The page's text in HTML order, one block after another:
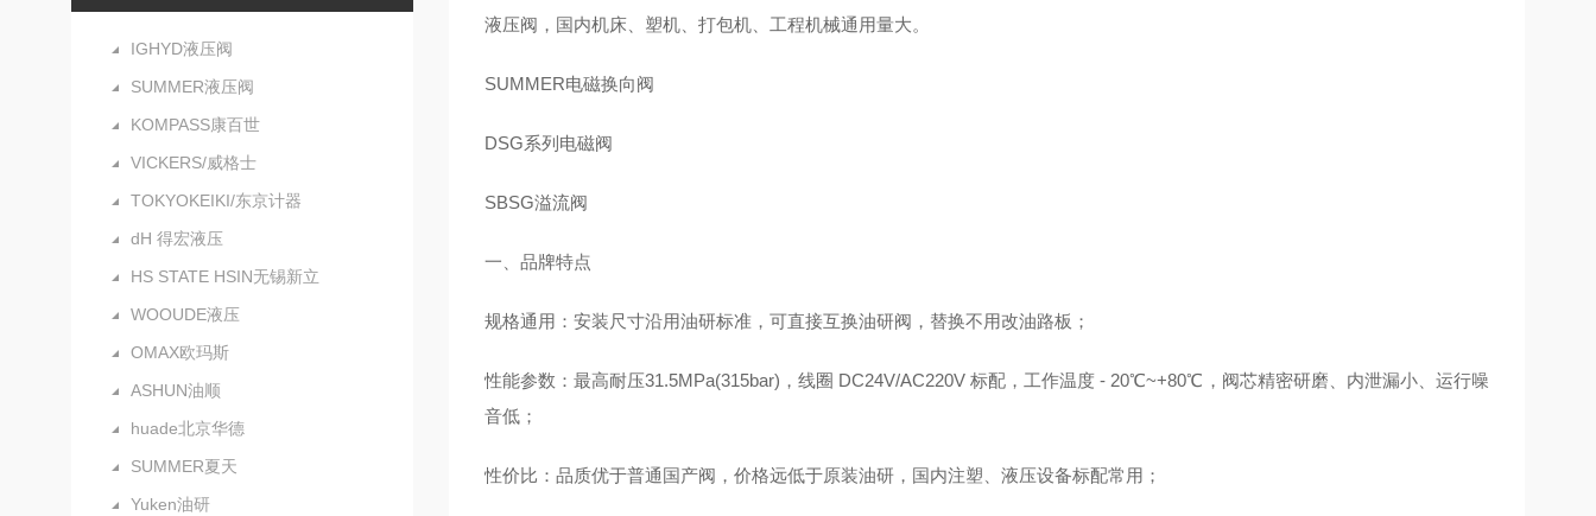
IGHYD液压阀
SUMMER液压阀
KOMPASS康百世
VICKERS/威格士
TOKYOKEIKI/东京计器
dH 得宏液压
HS STATE HSIN无锡新立
WOOUDE液压
OMAX欧玛斯
ASHUN油顺
huade北京华德
SUMMER夏天
Yuken油研
液压阀，国内机床、塑机、打包机、工程机械通用量大。
SUMMER电磁换向阀
DSG系列电磁阀
SBSG溢流阀
一、品牌特点
规格通用：安装尺寸沿用油研标准，可直接互换油研阀，替换不用改油路板；
性能参数：最高耐压31.5MPa(315bar)，线圈 DC24V/AC220V 标配，工作温度 - 20℃~+80℃，阀芯精密研磨、内泄漏小、运行噪
音低；
性价比：品质优于普通国产阀，价格远低于原装油研，国内注塑、液压设备标配常用；